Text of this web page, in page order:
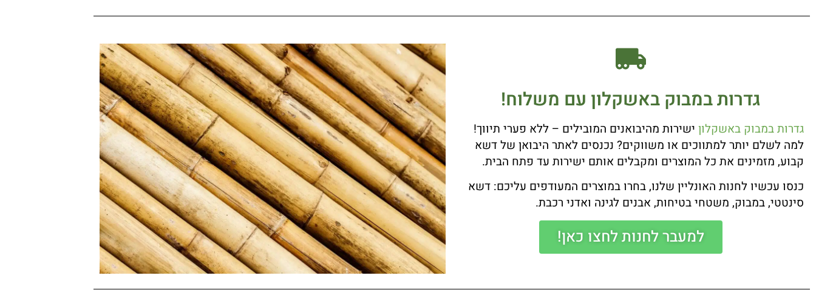
גדרות במבוק באשקלון עם משלוח!
גדרות במבוק באשקלון ישירות מהיבואנים המובילים – ללא פערי תיווך!
למה לשלם יותר למתווכים או משווקים? נכנסים לאתר היבואן של דשא
קבוע, מזמינים את כל המוצרים ומקבלים אותם ישירות עד פתח הבית.
כנסו עכשיו לחנות האונליין שלנו, בחרו במוצרים המעודפים עליכם: דשא
סינטטי, במבוק, משטחי בטיחות, אבנים לגינה ואדני רכבת.
למעבר לחנות לחצו כאן!